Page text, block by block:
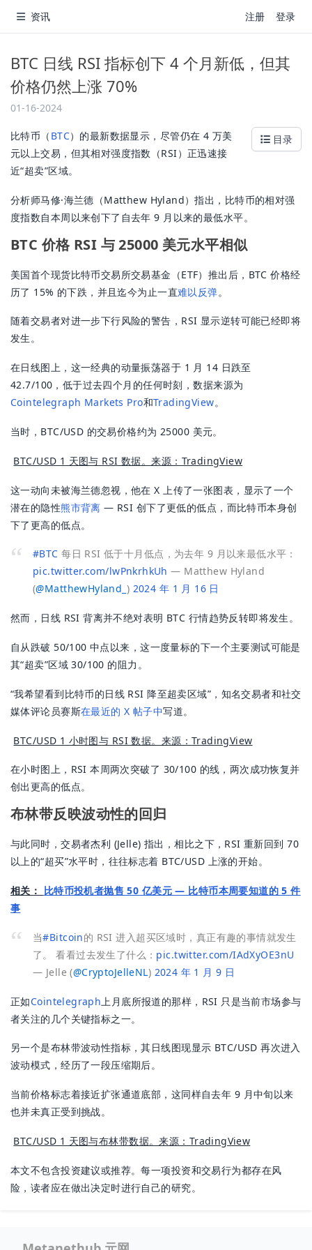
资讯 注册 登录
BTC 日线 RSI 指标创下 4 个月新低，但其
价格仍然上涨 70%
01-16-2024
目录
比特币（ BTC）的最新数据显示，尽管仍在 4 万美
元以上交易，但其相对强度指数（RSI）正迅速接
近“超卖”区域。
分析师马修·海兰德（Matthew Hyland）指出，比特币的相对强
度指数自本周以来创下了自去年 9 月以来的最低水平。
BTC 价格 RSI 与 25000 美元水平相似
美国首个现货比特币交易所交易基金（ETF）推出后，BTC 价格经
历了 15% 的下跌，并且迄今为止一直难以反弹。
随着交易者对进一步下行风险的警告，RSI 显示逆转可能已经即将
发生。
在日线图上，这一经典的动量振荡器于 1 月 14 日跌至
42.7/100，低于过去四个月的任何时刻，数据来源为
Cointelegraph Markets Pro和TradingView。
当时，BTC/USD 的交易价格约为 25000 美元。
BTC/USD 1 天图与 RSI 数据。来源：TradingView
这一动向未被海兰德忽视，他在 X 上传了一张图表，显示了一个
潜在的隐性熊市背离 — RSI 创下了更低的低点，而比特币本身创
下了更高的低点。
#BTC 每日 RSI 低于十月低点，为去年 9 月以来最低水平：
pic.twitter.com/lwPnkrhkUh — Matthew Hyland
(@MatthewHyland_ ) 2024 年 1 月 16 日
然而，日线 RSI 背离并不绝对表明 BTC 行情趋势反转即将发生。
自从跌破 50/100 中点以来，这一度量标的下一个主要测试可能是
其“超卖”区域 30/100 的阻力。
“我希望看到比特币的日线 RSI 降至超卖区域”，知名交易者和社交
媒体评论员赛斯在最近的 X 帖子中写道。
BTC/USD 1 小时图与 RSI 数据。来源：TradingView
在小时图上，RSI 本周两次突破了 30/100 的线，两次成功恢复并
创出更高的低点。
布林带反映波动性的回归
与此同时，交易者杰利 (Jelle) 指出，相比之下，RSI 重新回到 70
以上的“超买”水平时，往往标志着 BTC/USD 上涨的开始。
相关： 比特币投机者抛售 50 亿美元 — 比特币本周要知道的 5 件
事
当#Bitcoin的 RSI 进入超买区域时，真正有趣的事情就发生
了。
看看过去发生了什么： pic.twitter.com/IAdXyOE3nU
— Jelle (@CryptoJelleNL) 2024 年 1 月 9 日
正如Cointelegraph 上月底所报道的那样，RSI 只是当前市场参与
者关注的几个关键指标之一。
另一个是布林带波动性指标，其日线图现显示 BTC/USD 再次进入
波动模式，经历了一段压缩期后。
当前价格标志着接近扩张通道底部，这同样自去年 9 月中旬以来
也并未真正受到挑战。
BTC/USD 1 天图与布林带数据。来源：TradingView
本文不包含投资建议或推荐。每一项投资和交易行为都存在风
险，读者应在做出决定时进行自己的研究。